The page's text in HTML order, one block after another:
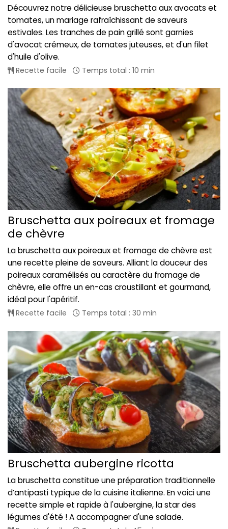
Découvrez notre délicieuse bruschetta aux avocats et
tomates, un mariage rafraîchissant de saveurs
estivales. Les tranches de pain grillé sont garnies
d'avocat crémeux, de tomates juteuses, et d'un filet
d'huile d'olive.
Recette facile Temps total : 10 min
Bruschetta aux poireaux et fromage
de chèvre
La bruschetta aux poireaux et fromage de chèvre est
une recette pleine de saveurs. Alliant la douceur des
poireaux caramélisés au caractère du fromage de
chèvre, elle offre un en-cas croustillant et gourmand,
idéal pour l'apéritif.
Recette facile Temps total : 30 min
Bruschetta aubergine ricotta
La bruschetta constitue une préparation traditionnelle
d’antipasti typique de la cuisine italienne. En voici une
recette simple et rapide à l'aubergine, la star des
légumes d'été ! A accompagner d'une salade.